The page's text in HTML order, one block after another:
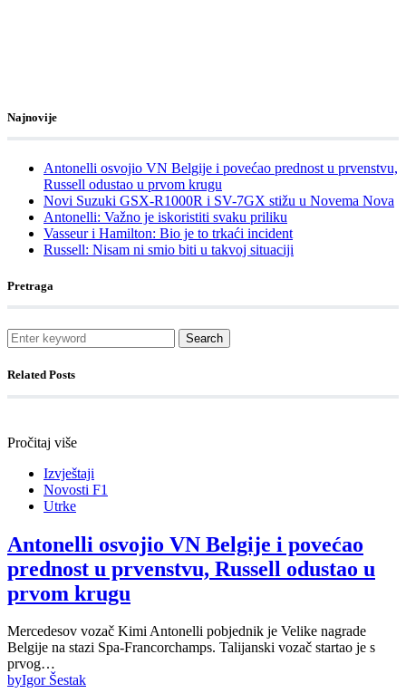
Najnovije
Antonelli osvojio VN Belgije i povećao prednost u prvenstvu,
Russell odustao u prvom krugu
Novi Suzuki GSX-R1000R i SV-7GX stižu u Novema Nova
Antonelli: Važno je iskoristiti svaku priliku
Vasseur i Hamilton: Bio je to trkaći incident
Russell: Nisam ni smio biti u takvoj situaciji
Pretraga
Search
Related Posts
Pročitaj više
Izvještaji
Novosti F1
Utrke
Antonelli osvojio VN Belgije i povećao
prednost u prvenstvu, Russell odustao u
prvom krugu
Mercedesov vozač Kimi Antonelli pobjednik je Velike nagrade
Belgije na stazi Spa-Francorchamps. Talijanski vozač startao je s
prvog…
byIgor Šestak